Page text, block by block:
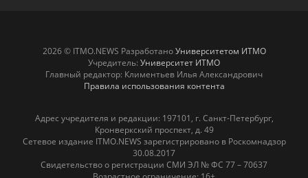
2026 © ITMO.NEWS РазработаноУниверситетом ИТМО
Учредитель: Университет ИТМО
Главный редактор: Климентьев Илья Александрович
Правила использования контента
Адрес учредителя и редакции: 197101, г. Санкт-Петербург,
Кронверкский проспект, д. 49
Сетевое издание ITMO.NEWS зарегистрировано в Роскомнадзор
30.08.2017
Свидетельство о регистрации СМИ ЭЛ № ФС 77 – 70637